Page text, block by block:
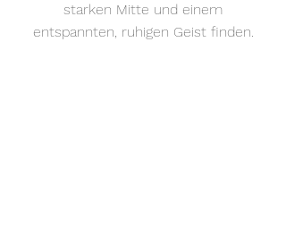
starken Mitte und einem
entspannten, ruhigen Geist finden.